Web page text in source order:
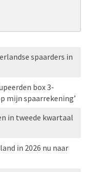
spaarders in
box 3-
mijn spaarrekening’
in tweede kwartaal
in 2026 nu naar